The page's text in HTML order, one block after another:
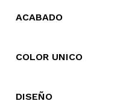
ACABADO
COLOR UNICO
DISEÑO